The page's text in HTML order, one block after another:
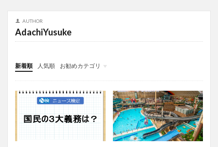
AUTHOR
AdachiYusuke
新着順 人気順
お勧めカテゴリ
投稿
学び
マンガ
電子書籍